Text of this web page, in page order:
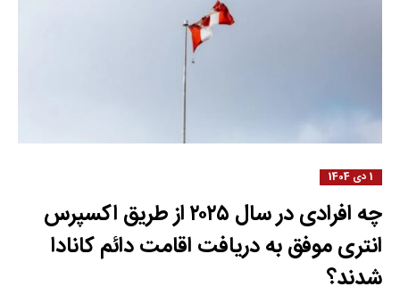
1 دی 1404
چه افرادی در سال ۲۰۲۵ از طریق اکسپرس
انتری موفق به دریافت اقامت دائم کانادا
شدند؟